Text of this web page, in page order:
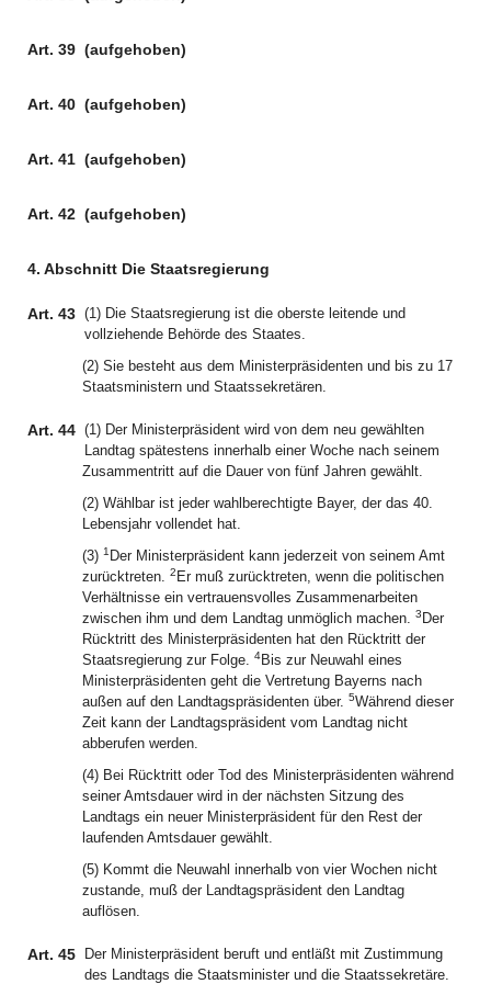
Art. 39 (aufgehoben)
Art. 40 (aufgehoben)
Art. 41 (aufgehoben)
Art. 42 (aufgehoben)
4. Abschnitt Die Staatsregierung
Art. 43 (1) Die Staatsregierung ist die oberste leitende und
vollziehende Behörde des Staates.
(2) Sie besteht aus dem Ministerpräsidenten und bis zu 17
Staatsministern und Staatssekretären.
Art. 44 (1) Der Ministerpräsident wird von dem neu gewählten
Landtag spätestens innerhalb einer Woche nach seinem
Zusammentritt auf die Dauer von fünf Jahren gewählt.
(2) Wählbar ist jeder wahlberechtigte Bayer, der das 40.
Lebensjahr vollendet hat.
(3) 1 Der Ministerpräsident kann jederzeit von seinem Amt
zurücktreten. 2 Er muß zurücktreten, wenn die politischen
Verhältnisse ein vertrauensvolles Zusammenarbeiten
zwischen ihm und dem Landtag unmöglich machen. 3 Der
Rücktritt des Ministerpräsidenten hat den Rücktritt der
Staatsregierung zur Folge. 4Bis zur Neuwahl eines
Ministerpräsidenten geht die Vertretung Bayerns nach
außen auf den Landtagspräsidenten über. 5Während dieser
Zeit kann der Landtagspräsident vom Landtag nicht
abberufen werden.
(4) Bei Rücktritt oder Tod des Ministerpräsidenten während
seiner Amtsdauer wird in der nächsten Sitzung des
Landtags ein neuer Ministerpräsident für den Rest der
laufenden Amtsdauer gewählt.
(5) Kommt die Neuwahl innerhalb von vier Wochen nicht
zustande, muß der Landtagspräsident den Landtag
auflösen.
Art. 45
Der Ministerpräsident beruft und entläßt mit Zustimmung
des Landtags die Staatsminister und die Staatssekretäre.